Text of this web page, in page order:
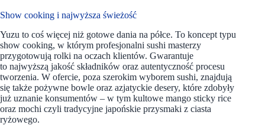
Show cooking i najwyższa świeżość
Yuzu to coś więcej niż gotowe dania na półce. To koncept typu
show cooking, w którym profesjonalni sushi masterzy
przygotowują rolki na oczach klientów. Gwarantuje
to najwyższą jakość składników oraz autentyczność procesu
tworzenia. W ofercie, poza szerokim wyborem sushi, znajdują
się także pożywne bowle oraz azjatyckie desery, które zdobyły
już uznanie konsumentów – w tym kultowe mango sticky rice
oraz mochi czyli tradycyjne japońskie przysmaki z ciasta
ryżowego.